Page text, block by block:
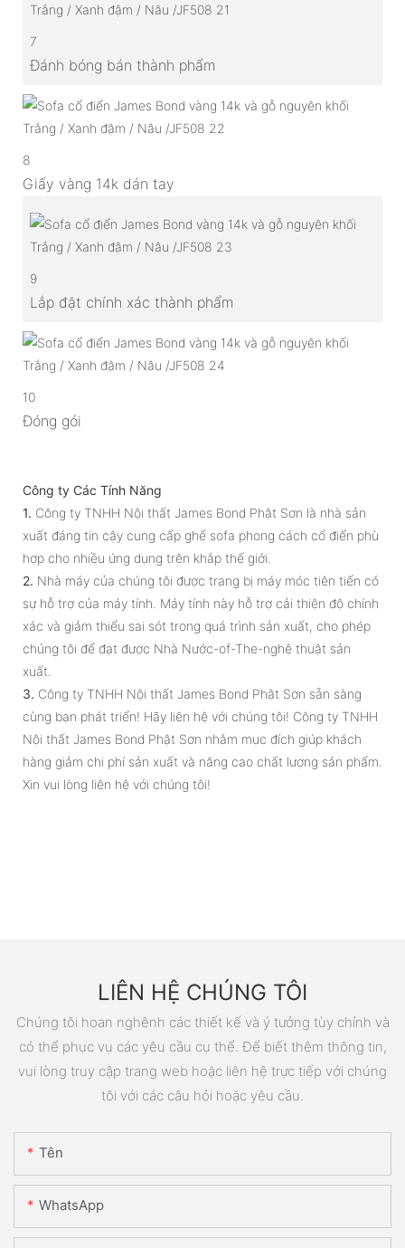
7
Đánh bóng bán thành phẩm
8
Giấy vàng 14k dán tay
9
Lắp đặt chính xác thành phẩm
10
Đóng gói
Công ty Các Tính Năng
1. Công ty TNHH Nội thất James Bond Phật Sơn là nhà sản
xuất đáng tin cậy cung cấp ghế sofa phong cách cổ điển phù
hợp cho nhiều ứng dụng trên khắp thế giới.
2. Nhà máy của chúng tôi được trang bị máy móc tiên tiến có
sự hỗ trợ của máy tính. Máy tính này hỗ trợ cải thiện độ chính
xác và giảm thiểu sai sót trong quá trình sản xuất, cho phép
chúng tôi để đạt được Nhà Nước-of-The-nghệ thuật sản
xuất.
3. Công ty TNHH Nội thất James Bond Phật Sơn sẵn sàng
cùng bạn phát triển! Hãy liên hệ với chúng tôi! Công ty TNHH
Nội thất James Bond Phật Sơn nhằm mục đích giúp khách
hàng giảm chi phí sản xuất và nâng cao chất lượng sản phẩm.
Xin vui lòng liên hệ với chúng tôi!
LIÊN HỆ CHÚNG TÔI
Chúng tôi hoan nghênh các thiết kế và ý tưởng tùy chỉnh và
có thể phục vụ các yêu cầu cụ thể. Để biết thêm thông tin,
vui lòng truy cập trang web hoặc liên hệ trực tiếp với chúng
tôi với các câu hỏi hoặc yêu cầu.
Tên
WhatsApp